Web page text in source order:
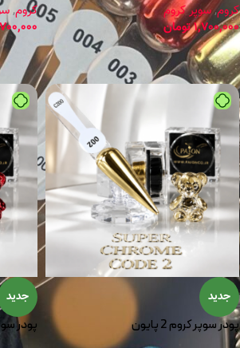
کروم,سوپر کروم
1,700,000تومان
کروم,
جدید
پودر سوپر کروم 2 پایون
جدید
پودر سوپر